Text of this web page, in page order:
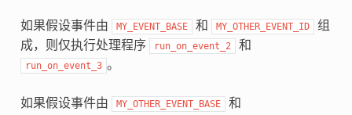
如果假设事件由 MY_EVENT_BASE 和 MY_OTHER_EVENT_ID
组
成，则仅执行处理程序
run_on_event_2 和
run_on_event_3 。
如果假设事件由 MY_OTHER_EVENT_BASE 和